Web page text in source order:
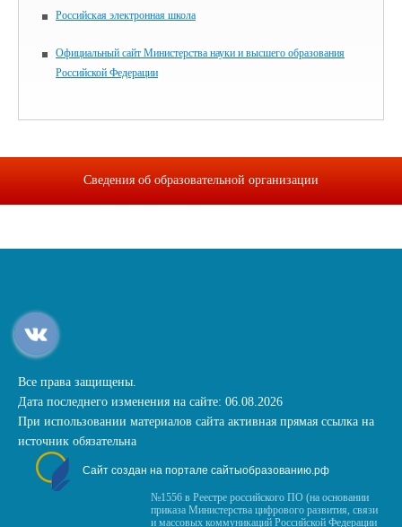
Российская электронная школа
Официальный сайт Министерства науки и высшего образования
Российской Федерации
Сведения об образовательной организации
Все права защищены.
Дата последнего изменения на сайте: 06.08.2026
При использовании материалов сайта активная прямая ссылка на
источник обязательна
Сайт создан на портале сайтыобразованию.рф
№1556 в Реестре российского ПО (на основании
приказа Министерства цифрового развития, связи
и массовых коммуникаций Российской Федерации